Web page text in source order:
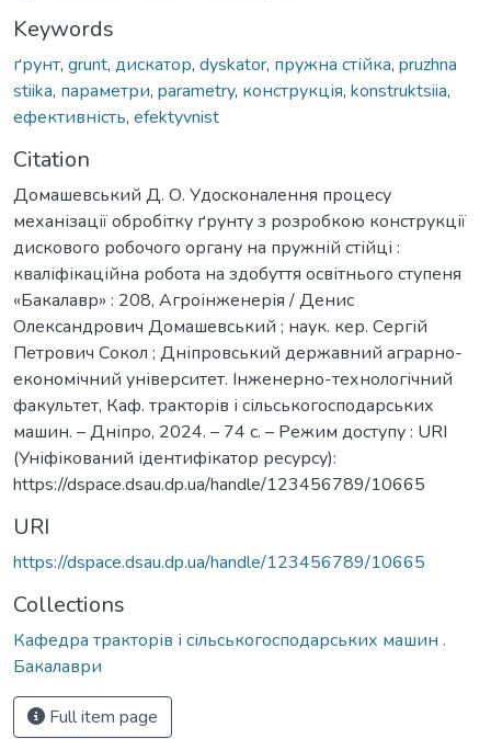
Keywords
ґрунт, grunt, дискатор, dyskator, пружна стійка, pruzhna
stiika, параметри, parametry, конструкція, konstruktsiia,
ефективність, efektyvnist
Citation
Домашевський Д. О. Удосконалення процесу
механізації обробітку ґрунту з розробкою конструкції
дискового робочого органу на пружній стійці :
кваліфікаційна робота на здобуття освітнього ступеня
«Бакалавр» : 208, Агроінженерія / Денис
Олександрович Домашевський ; наук. кер. Сергій
Петрович Сокол ; Дніпровський державний аграрно-
економічний університет. Інженерно-технологічний
факультет, Каф. тракторів і сільськогосподарських
машин. – Дніпро, 2024. – 74 с. – Режим доступу : URI
(Уніфікований ідентифікатор ресурсу):
https://dspace.dsau.dp.ua/handle/123456789/10665
URI
https://dspace.dsau.dp.ua/handle/123456789/10665
Collections
Кафедра тракторів і сільськогосподарських машин .
Бакалаври
Full item page